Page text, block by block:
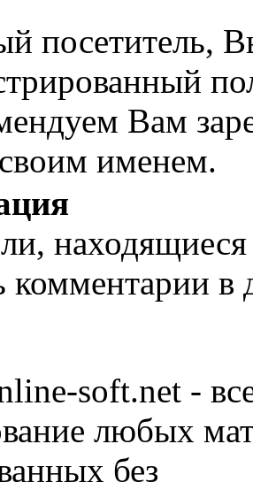
посетитель,
Вам
именем.
комментарии в
soft.net -
любых
без